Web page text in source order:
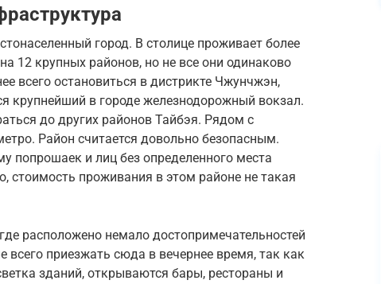
город. В столице проживает более
12 крупных районов, но не все они одинаково
всего остановиться в дистрикте Чжунчжэн,
крупнейший в городе железнодорожный вокзал.
до других районов Тайбэя. Рядом с
Район считается довольно безопасным.
попрошаек и лиц без определенного места
стоимость проживания в этом районе не такая
расположено немало достопримечательностей
приезжать сюда в вечернее время, так как
зданий, открываются бары, рестораны и